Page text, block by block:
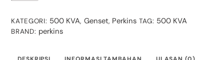
GENSET
PERKINS
STAMFORD
KVA
KATEGORI: 500 KVA, Genset, Perkins TAG: 500 KVA
BRAND: perkins